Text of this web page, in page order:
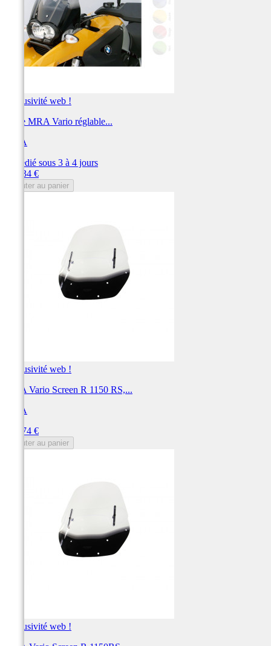
Exclusivité web !
Bulle MRA Vario réglable...
MRA
Expédié sous 3 à 4 jours
238,34 €
Ajouter au panier
Exclusivité web !
MRA Vario Screen R 1150 RS,...
MRA
201,74 €
Ajouter au panier
Exclusivité web !